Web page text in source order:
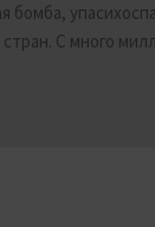
бомба,
стран. С много